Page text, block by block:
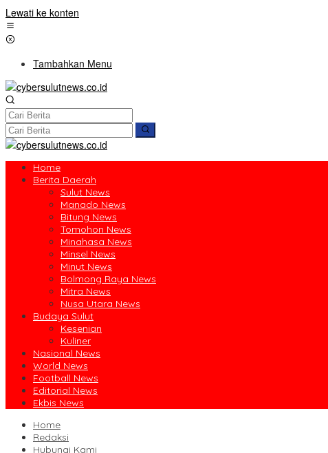
Lewati ke konten
Tambahkan Menu
Home
Berita Daerah
Sulut News
Manado News
Bitung News
Tomohon News
Minahasa News
Minsel News
Minut News
Bolmong Raya News
Mitra News
Nusa Utara News
Budaya Sulut
Kesenian
Kuliner
Nasional News
World News
Football News
Editorial News
Ekbis News
Home
Redaksi
Hubungi Kami